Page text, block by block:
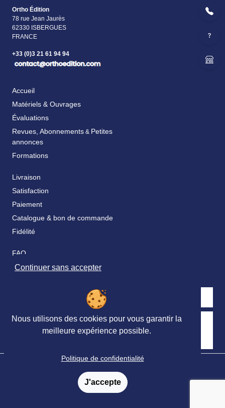
Ortho Édition
78 rue Jean Jaurès
62330 ISBERGUES
FRANCE
+33 (0)3 21 61 94 94
Accueil
Matériels & Ouvrages
Évaluations
Revues, Abonnements & Petites
annonces
Formations
Livraison
Satisfaction
Paiement
Catalogue & bon de commande
Fidélité
FAQ
Nos partenaires
Retrouvez nous sur les réseaux sociaux
Conditions générales de vente
Conditions générales de Services
-
Continuer sans accepter
Nous utilisons des cookies pour vous garantir la
meilleure expérience possible.
Politique de confidentialité
J'accepte